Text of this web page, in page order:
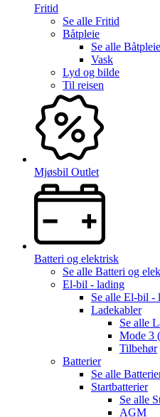
Fritid
Se alle Fritid
Båtpleie
Se alle Båtpleie
Vask
Lyd og bilde
Til reisen
Mjøsbil Outlet
Batteri og elektrisk
Se alle Batteri og
El-bil - lading
Se alle El-bil -
Ladekabler
Se alle
Mode 3
Tilbehør
Batterier
Se alle
Startbatterier
Se alle
AGM